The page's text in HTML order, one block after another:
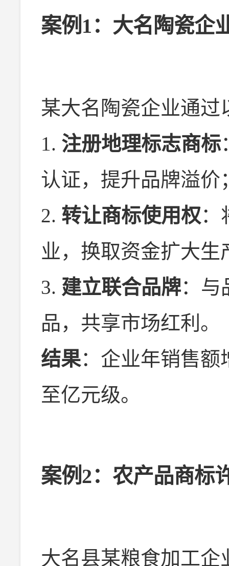
案例1：大名陶瓷企
某大名陶瓷企业通
1. 注册地理标志商标
认证，提升品牌溢价
2. 转让商标使用权：
业，换取资金扩大生
3. 建立联合品牌：与
品，共享市场红利。
结果：企业年销售额
至亿元级。
案例2：农产品商标
大名县某粮食加工